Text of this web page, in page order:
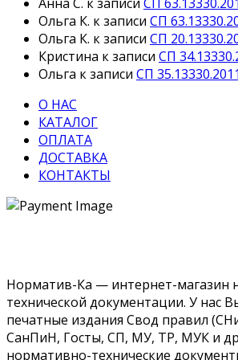
Ольга К. к записи СП
Ольга К. к записи СП
Кристина к записи СП
Ольга к записи СП 35.13330.2011
О НАС
КАТАЛОГ
ОПЛАТА
ДОСТАВКА
КОНТАКТЫ
Норматив-Ка — интернет-магазин
технической документации. У нас
печатные издания Свод правил
СанПиН, Госты, СП, МУ, ТР, МУК и
нормативно-технические